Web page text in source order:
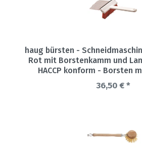
haug bürsten -
Rot mit Borstenkamm und
HACCP konform - Borsten
36,50 € *